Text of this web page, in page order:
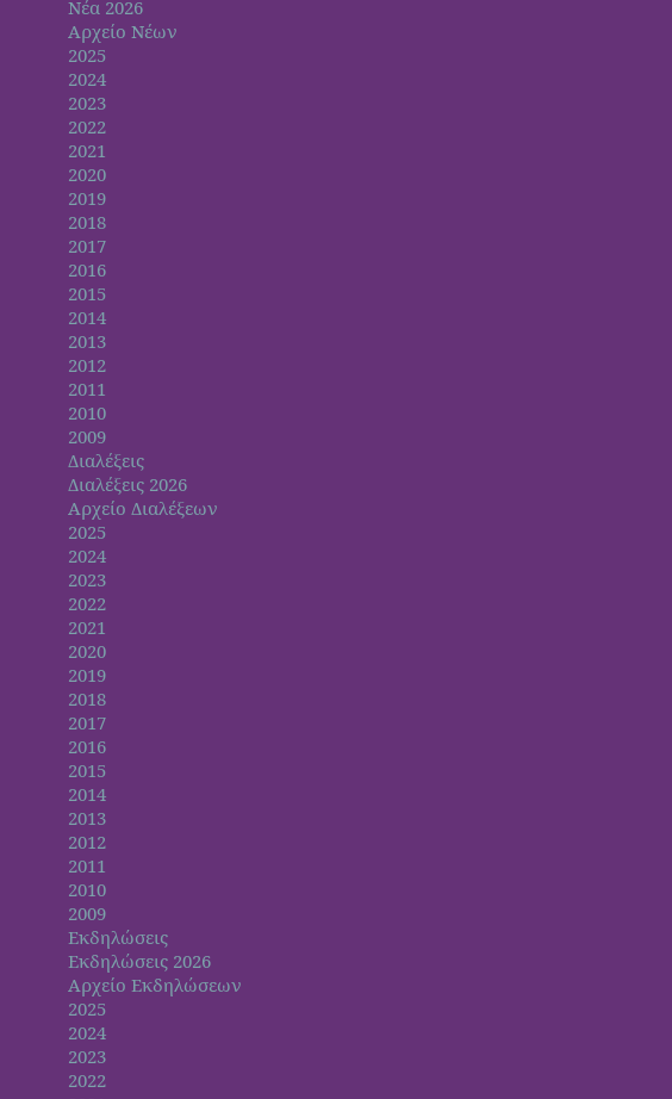
Νέα 2026
Αρχείο Νέων
2025
2024
2023
2022
2021
2020
2019
2018
2017
2016
2015
2014
2013
2012
2011
2010
2009
Διαλέξεις
Διαλέξεις 2026
Αρχείο Διαλέξεων
2025
2024
2023
2022
2021
2020
2019
2018
2017
2016
2015
2014
2013
2012
2011
2010
2009
Εκδηλώσεις
Εκδηλώσεις 2026
Αρχείο Εκδηλώσεων
2025
2024
2023
2022